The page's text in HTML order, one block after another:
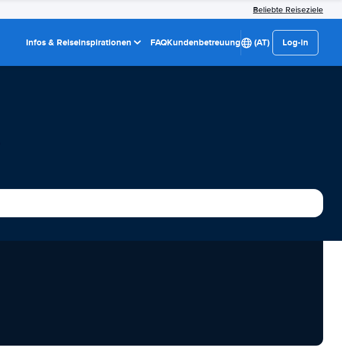
Beliebte Reiseziele
Infos & Reiseinspirationen FAQKundenbetreuung (AT) Log-in